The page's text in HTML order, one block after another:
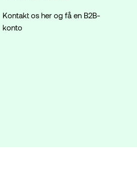
Kontakt os her og få en B2B-
konto